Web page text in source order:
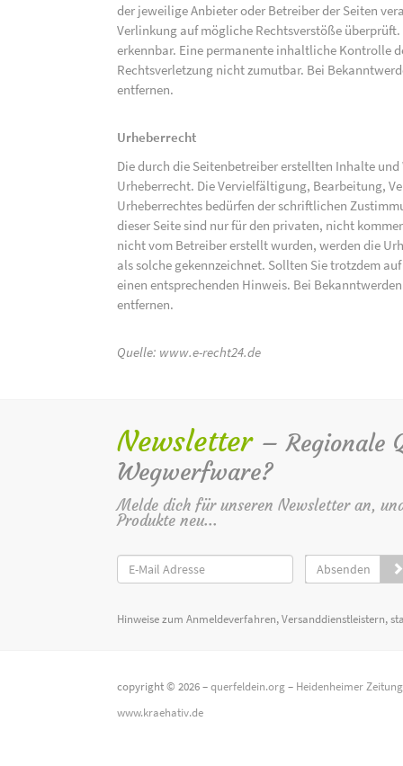
der jeweilige Anbieter oder Betreiber der Seiten
Verlinkung auf mögliche Rechtsverstöße
erkennbar. Eine permanente inhaltliche Kontrolle
Rechtsverletzung nicht zumutbar. Bei
entfernen.
Urheberrecht
Die durch die Seitenbetreiber erstellten Inhalte
Urheberrecht. Die Vervielfältigung, Bearbeitung,
Urheberrechtes bedürfen der schriftlichen
dieser Seite sind nur für den privaten, nicht
nicht vom Betreiber erstellt wurden, werden die
als solche gekennzeichnet. Sollten Sie trotzdem
einen entsprechenden Hinweis. Bei
entfernen.
Quelle: www.e-recht24.de
Newsletter – Regionale
Wegwerfware?
Melde dich für unseren Newsletter an,
Produkte neu...
Absenden
Hinweise zum Anmeldeverfahren, Versanddienstleistern,
copyright © 2026 –querfeldein.org– Heidenheimer
www.kraehativ.de